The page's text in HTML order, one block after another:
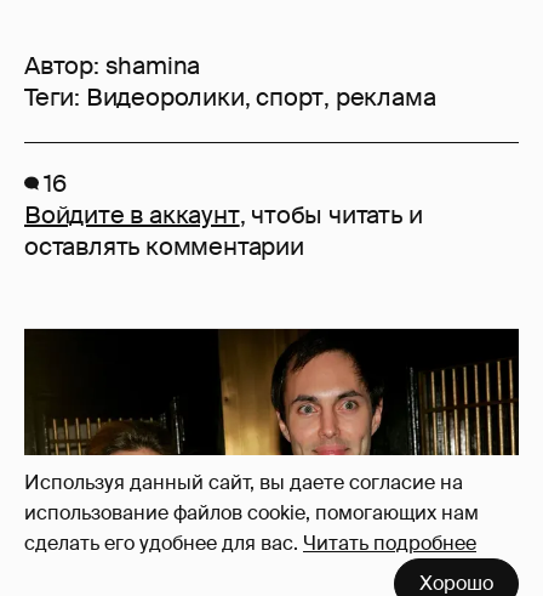
Используя данный сайт, вы даете согласие на
использование файлов cookie, помогающих нам
сделать его удобнее для вас. Читать подробнее
Хорошо
Автор: shamina
Теги: Видеоролики,спорт, реклама
16
Войдите в аккаунт, чтобы читать и
оставлять комментарии